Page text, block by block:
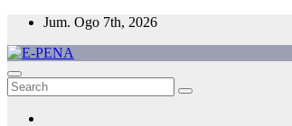
Skip
content
Jum. Ogo 7th, 2026
E-PENA
Berita Digital Terkini